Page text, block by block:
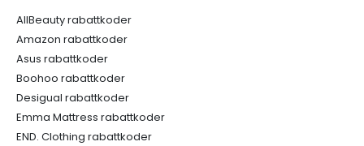
AllBeauty rabattkoder
Amazon rabattkoder
Asus rabattkoder
Boohoo rabattkoder
Desigual rabattkoder
Emma Mattress rabattkoder
END. Clothing rabattkoder